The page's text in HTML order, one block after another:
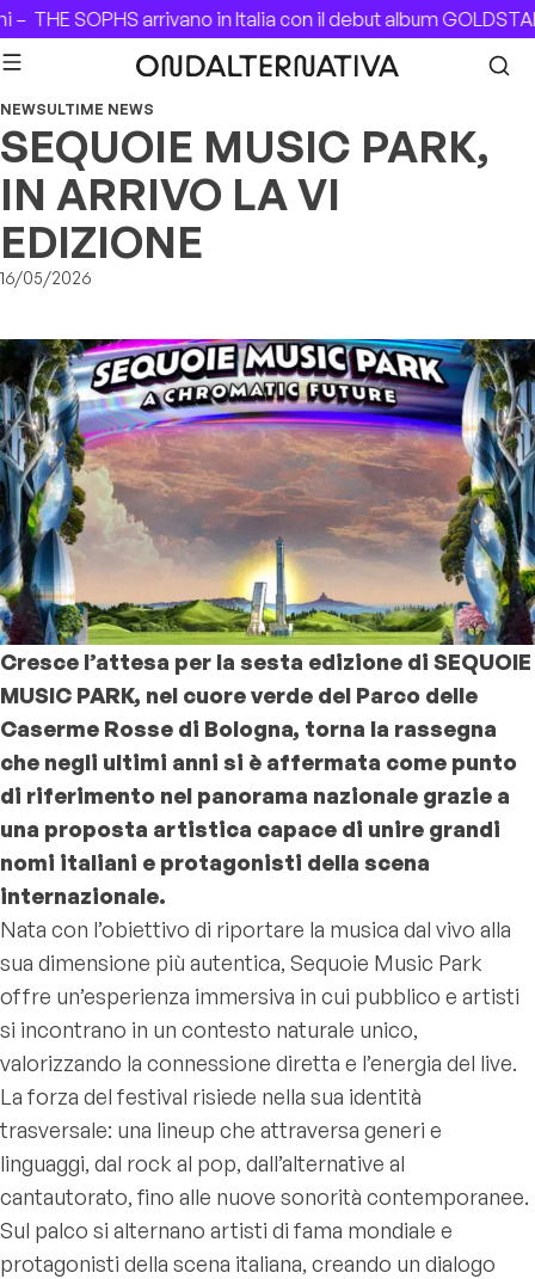
Skip to content
THE SOPHS arrivano in Italia con il debut album GOLDSTAR
NEWSULTIME NEWS
SEQUOIE MUSIC PARK,
IN ARRIVO LA VI
EDIZIONE
16/05/2026
Cresce l’attesa per la sesta edizione di SEQUOIE
MUSIC PARK, nel cuore verde del Parco delle
Caserme Rosse di Bologna, torna la rassegna
che negli ultimi anni si è affermata come punto
di riferimento nel panorama nazionale grazie a
una proposta artistica capace di unire grandi
nomi italiani e protagonisti della scena
internazionale.
Nata con l’obiettivo di riportare la musica dal vivo alla
sua dimensione più autentica, Sequoie Music Park
offre un’esperienza immersiva in cui pubblico e artisti
si incontrano in un contesto naturale unico,
valorizzando la connessione diretta e l’energia del live.
La forza del festival risiede nella sua identità
trasversale: una lineup che attraversa generi e
linguaggi, dal rock al pop, dall’alternative al
cantautorato, fino alle nuove sonorità contemporanee.
Sul palco si alternano artisti di fama mondiale e
protagonisti della scena italiana, creando un dialogo